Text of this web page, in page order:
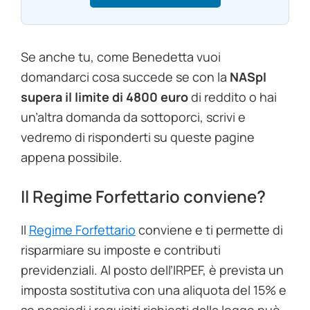
Se anche tu, come Benedetta vuoi
domandarci cosa succede se con la NASpI
supera il limite di 4800 eurodi reddito o hai
un’altra domanda da sottoporci, scrivi e
vedremo di risponderti su queste pagine
appena possibile.
Il Regime Forfettario conviene?
Il Regime Forfettario conviene e ti permette di
risparmiare su imposte e contributi
previdenziali. Al posto dell’IRPEF, è prevista un
imposta sostitutiva con una aliquota del 15% e